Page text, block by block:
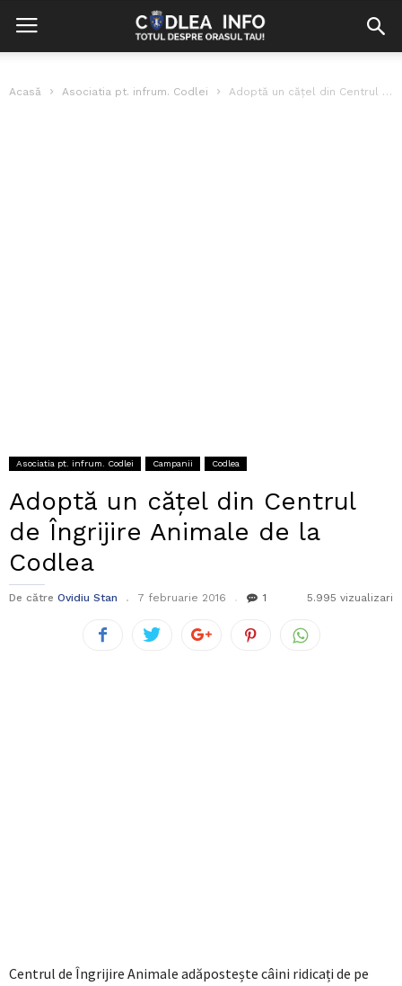
Acasă Asociatia pt. infrum. Codlei Adoptă un cățel din Centrul de Îngrijire Animale de la Codlea
Asociatia pt. infrum. Codlei Campanii Codlea
Adoptă un cățel din Centrul
de Îngrijire Animale de la
Codlea
De către Ovidiu Stan 7 februarie 2016 1 5.995 vizualizari
Centrul de Îngrijire Animale adăpostește câini ridicați de pe